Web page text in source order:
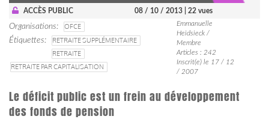
ACCÈS PUBLIC 08 / 10 / 2013 | 22 vues
Organisations
OFCE
Étiquettes
RETRAITE SUPPLÉMENTAIRE
RETRAITE
RETRAITE PAR CAPITALISATION
Emmanuelle
Heidsieck /
Membre
Articles : 242
Inscrit(e) le 17 / 12
/ 2007
Le déficit public est un frein au développement
des fonds de pension